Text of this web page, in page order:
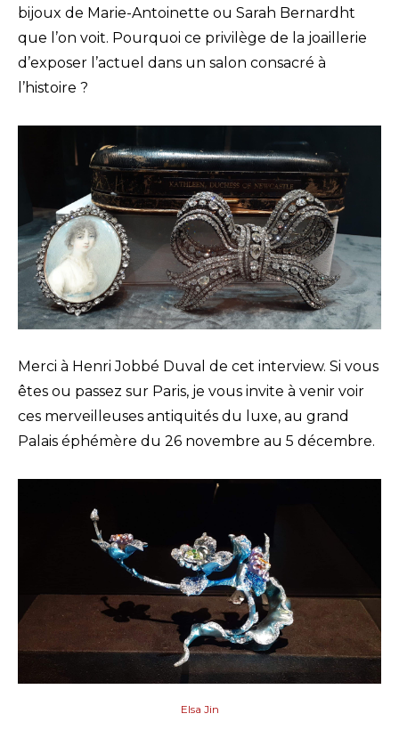
bijoux de Marie-Antoinette ou Sarah Bernardht
que l’on voit. Pourquoi ce privilège de la joaillerie
d’exposer l’actuel dans un salon consacré à
l’histoire ?
Merci à Henri Jobbé Duval de cet interview. Si vous
êtes ou passez sur Paris, je vous invite à venir voir
ces merveilleuses antiquités du luxe, au grand
Palais éphémère du 26 novembre au 5 décembre.
Elsa Jin